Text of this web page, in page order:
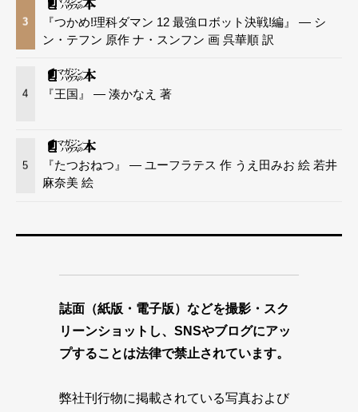
3
『つかめ!理科ダマン 12 最強ロボット決戦!編』 — シ
ン・テフン 原作 ナ・スンフン 画 呉華順 訳
4 『王国』 — 湊かなえ 著
5
『たつおねつ』 — ユーフラテス 作 うえ田みお 絵 若井
麻奈美 絵
誌面（紙版・電子版）などを撮影・スク
リーンショットし、SNSやブログにアッ
プすることは法律で禁止されています。
弊社刊行物に掲載されている写真および